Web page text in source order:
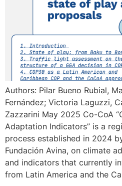
Authors: Pilar Bueno Rubial,
Fernández; Victoria Laguzzi,
Zazzarini May 2025 Co-CoA
Adaptation Indicators” is a
process established in 2024
Fundación Avina, on climate
and indicators that currently
from Latin America and the